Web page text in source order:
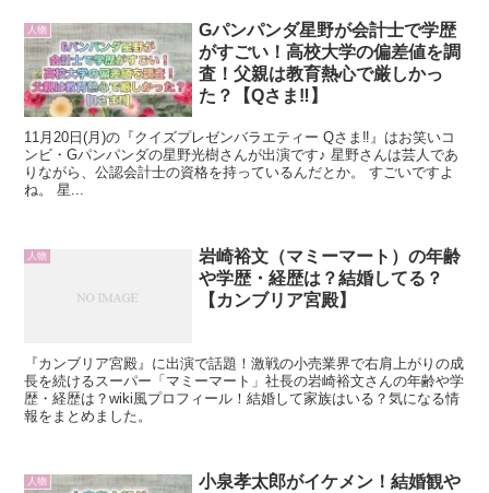
人物
Gパンパンダ星野が会計士で学歴
がすごい！高校大学の偏差値を調
査！父親は教育熱心で厳しかっ
た？【Qさま‼︎】
11月20日(月)の『クイズプレゼンバラエティー Qさま‼︎』はお笑いコ
ンビ・Gパンパンダの星野光樹さんが出演です♪ 星野さんは芸人であ
りながら、公認会計士の資格を持っているんだとか。 すごいですよ
ね。 星...
人物
岩崎裕文（マミーマート）の年齢
や学歴・経歴は？結婚してる？
【カンブリア宮殿】
『カンブリア宮殿』に出演で話題！激戦の小売業界で右肩上がりの成
長を続けるスーパー「マミーマート」社長の岩崎裕文さんの年齢や学
歴・経歴は？wiki風プロフィール！結婚して家族はいる？気になる情
報をまとめました。
人物
小泉孝太郎がイケメン！結婚観や